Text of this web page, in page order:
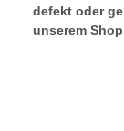
defekt oder
unserem